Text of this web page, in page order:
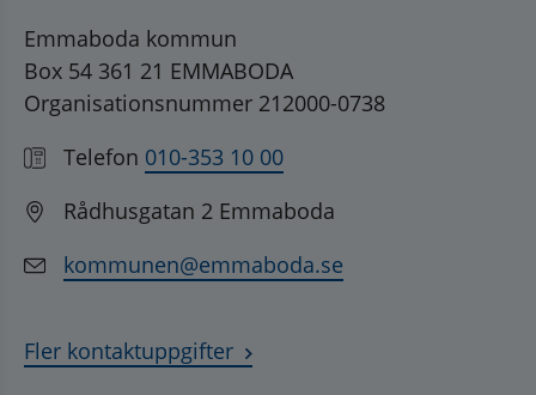
Emmaboda kommun
Box 54 361 21 EMMABODA
Organisationsnummer 212000-0738
Telefon 010-353 10 00
Rådhusgatan 2 Emmaboda
kommunen@emmaboda.se
Fler kontaktuppgifter